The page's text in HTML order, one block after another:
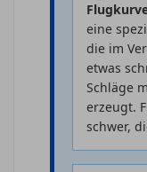
eine
die im
etwas
Schläge
erzeugt.
schwer,